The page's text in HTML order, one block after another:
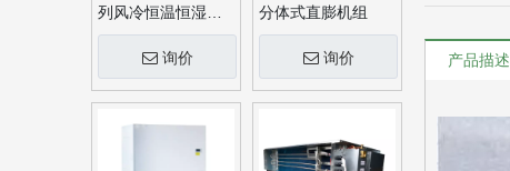
列风冷恒温恒湿机
组
询价
分体式直膨机组
询价 产品描述